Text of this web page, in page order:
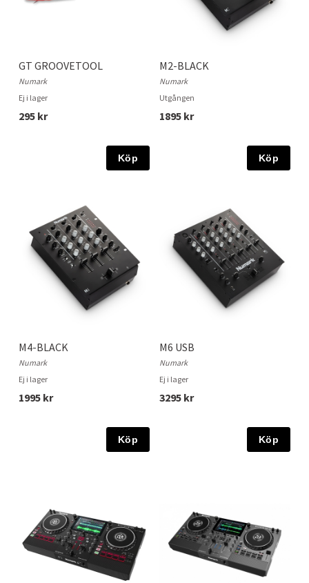
GT GROOVETOOL
Numark
Ej i lager
295 kr
Köp
M2-BLACK
Numark
Utgången
1895 kr
Köp
M4-BLACK
Numark
Ej i lager
1995 kr
Köp
M6 USB
Numark
Ej i lager
3295 kr
Köp